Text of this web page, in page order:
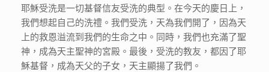
耶穌受洗是一切基督信友受洗的典型。在今天的慶日上，
我們想起自己的洗禮。我們受洗，天為我們開了，因為天
上的救恩溢流到我們的生命之中。同時，我們也充滿了聖
神，成為天主聖神的宮殿。最後，受洗的教友，都因了耶
穌基督，成為天父的子女，天主顯揚了我們。